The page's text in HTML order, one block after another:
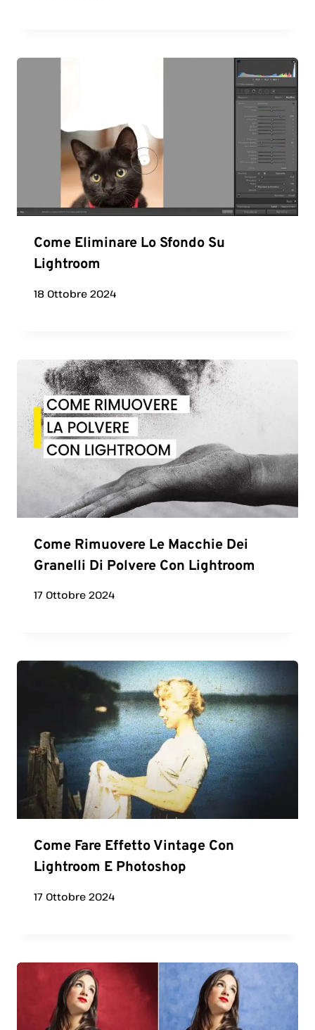
Come Eliminare Lo Sfondo Su
Lightroom
18 Ottobre 2024
Come Rimuovere Le Macchie Dei
Granelli Di Polvere Con Lightroom
17 Ottobre 2024
Come Fare Effetto Vintage Con
Lightroom E Photoshop
17 Ottobre 2024